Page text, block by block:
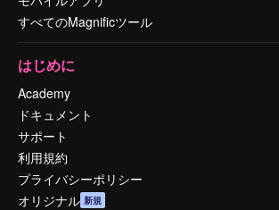
すべてのMagnificツール
はじめに
Academy
ドキュメント
サポート
利用規約
プライバシーポリシー
オリジナル 新規